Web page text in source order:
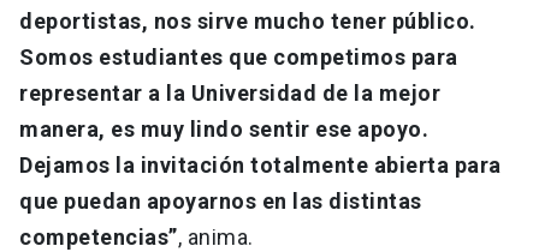
deportistas, nos sirve mucho tener público.
Somos estudiantes que competimos para
representar a la Universidad de la mejor
manera, es muy lindo sentir ese apoyo.
Dejamos la invitación totalmente abierta para
que puedan apoyarnos en las distintas
competencias”, anima.